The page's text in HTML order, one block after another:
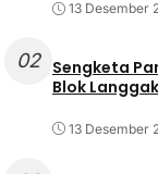
13 Desember
02
Sengketa
Blok
13 Desember